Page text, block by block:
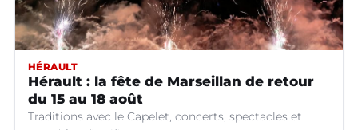
HÉRAULT
Hérault : la fête de Marseillan de retour
du 15 au 18 août
Traditions avec le Capelet, concerts, spectacles et